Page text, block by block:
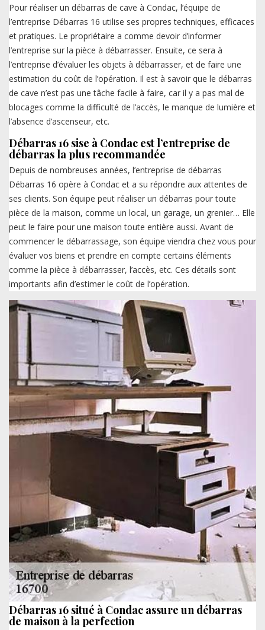
Pour réaliser un débarras de cave à Condac, l’équipe de
l’entreprise Débarras 16 utilise ses propres techniques, efficaces
et pratiques. Le propriétaire a comme devoir d’informer
l’entreprise sur la pièce à débarrasser. Ensuite, ce sera à
l’entreprise d’évaluer les objets à débarrasser, et de faire une
estimation du coût de l’opération. Il est à savoir que le débarras
de cave n’est pas une tâche facile à faire, car il y a pas mal de
blocages comme la difficulté de l’accès, le manque de lumière et
l’absence d’ascenseur, etc.
Débarras 16 sise à Condac est l’entreprise de
débarras la plus recommandée
Depuis de nombreuses années, l’entreprise de débarras
Débarras 16 opère à Condac et a su répondre aux attentes de
ses clients. Son équipe peut réaliser un débarras pour toute
pièce de la maison, comme un local, un garage, un grenier… Elle
peut le faire pour une maison toute entière aussi. Avant de
commencer le débarrassage, son équipe viendra chez vous pour
évaluer vos biens et prendre en compte certains éléments
comme la pièce à débarrasser, l’accès, etc. Ces détails sont
importants afin d’estimer le coût de l’opération.
Débarras 16 situé à Condac assure un débarras
de maison à la perfection